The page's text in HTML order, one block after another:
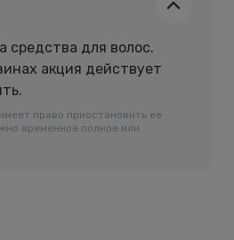
средства для волос.
акция действует
право приостановить ее
временное полное или